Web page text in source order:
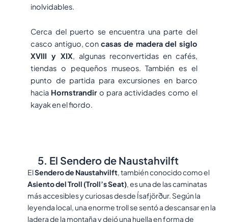
inolvidables.
Cerca del puerto se encuentra una parte del
casco antiguo, con casas de madera del siglo
XVIII y XIX, algunas reconvertidas en cafés,
tiendas o pequeños museos. También es el
punto de partida para excursiones en barco
hacia Hornstrandiro para actividades como el
kayak en el fiordo.
5. El Sendero de Naustahvilft
ElSendero de Naustahvilft, también conocido como el
Asiento del Troll (Troll’s Seat), es una de las caminatas
más accesibles y curiosas desde Ísafjörður. Según la
leyenda local, una enorme troll se sentó a descansar en la
ladera de la montaña y dejó una huella en forma de